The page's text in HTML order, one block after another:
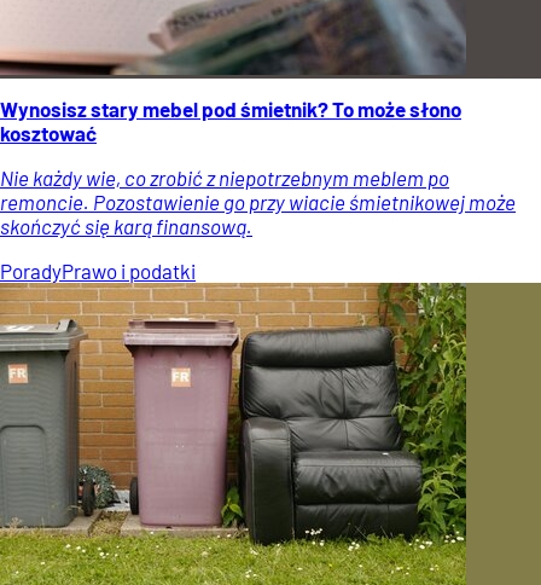
Wynosisz stary mebel pod śmietnik? To może słono
kosztować
Nie każdy wie, co zrobić z niepotrzebnym meblem po
remoncie. Pozostawienie go przy wiacie śmietnikowej może
skończyć się karą finansową.
PoradyPrawo i podatki